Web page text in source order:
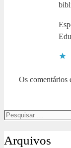
Os comentários
Pesquisar
Arquivos